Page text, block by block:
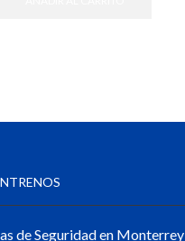
de Seguridad en Monterrey